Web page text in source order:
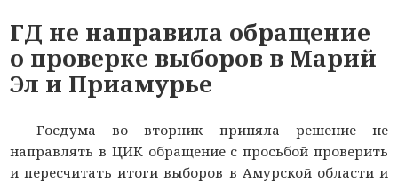
ГД не направила обращение
о проверке выборов в Марий
Эл и Приамурье
Госдума во вторник приняла решение не
направлять в ЦИК обращение с просьбой проверить
и пересчитать итоги выборов в Амурской области и